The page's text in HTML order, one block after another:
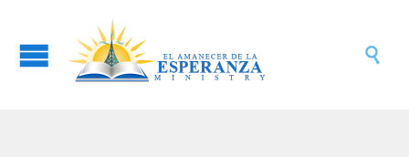
